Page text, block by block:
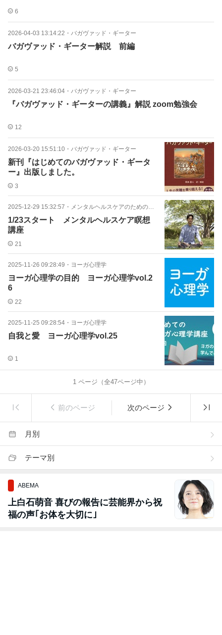
6
2026-04-03 13:14:22 ・ バガヴァッド・ギーター
バガヴァッド・ギーター解説 前編
5
2026-03-21 23:46:04 ・ バガヴァッド・ギーター
『バガヴァッド・ギーターの講義』解説 zoom勉強会
12
2026-03-20 15:51:10 ・ バガヴァッド・ギーター
新刊『はじめてのバガヴァッド・ギータ
ー』出版しました。
3
2025-12-29 15:32:57 ・ メンタルヘルスケアのための瞑想
1/23スタート メンタルヘルスケア瞑想
講座
21
2025-11-26 09:28:49 ・ ヨーガ心理学
ヨーガ心理学の目的 ヨーガ心理学vol.2
6
22
2025-11-25 09:28:54 ・ ヨーガ心理学
自我と愛 ヨーガ心理学vol.25
1
1ページ（全47ページ中）
前のページ 次のページ
月別
テーマ別
ABEMA
上白石萌音 喜びの報告に芸能界から祝
福の声｢お体を大切に｣